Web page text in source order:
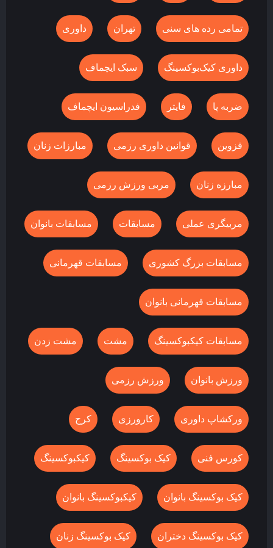
تمامی رده های سنی تهران داوری
داوری کیک‌بوکسینگ سبک ایچماف
ضربه پا فایتر فدراسیون ایچماف
قزوین قوانین داوری رزمی مبارزات زنان
مبارزه زنان مربی ورزش رزمی
مربیگری عملی مسابقات مسابقات بانوان
مسابقات بزرگ کشوری مسابقات قهرمانی
مسابقات قهرمانی بانوان
مسابقات کیکبوکسینگ مشت مشت زدن
ورزش بانوان ورزش رزمی
ورکشاپ داوری کارورزی کرج
کورس فنی کیک بوکسینگ کیکبوکسینگ
کیک بوکسینگ بانوان کیکبوکسینگ بانوان
کیک بوکسینگ دختران کیک بوکسینگ زنان